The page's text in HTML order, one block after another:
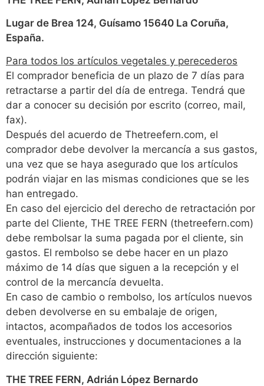
Lugar de Brea 124, Guísamo 15640 La Coruña,
España.
Para todos los artículos vegetales y perecederos
El comprador beneficia de un plazo de 7 días para
retractarse a partir del día de entrega. Tendrá que
dar a conocer su decisión por escrito (correo, mail,
fax).
Después del acuerdo de Thetreefern.com, el
comprador debe devolver la mercancía a sus gastos,
una vez que se haya asegurado que los artículos
podrán viajar en las mismas condiciones que se les
han entregado.
En caso del ejercicio del derecho de retractación por
parte del Cliente, THE TREE FERN (thetreefern.com)
debe rembolsar la suma pagada por el cliente, sin
gastos. El rembolso se debe hacer en un plazo
máximo de 14 días que siguen a la recepción y el
control de la mercancía devuelta.
En caso de cambio o rembolso, los artículos nuevos
deben devolverse en su embalaje de origen,
intactos, acompañados de todos los accesorios
eventuales, instrucciones y documentaciones a la
dirección siguiente:
THE TREE FERN, Adrián López Bernardo